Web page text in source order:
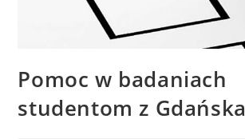
Pomoc w badaniach
studentom z Gdańska